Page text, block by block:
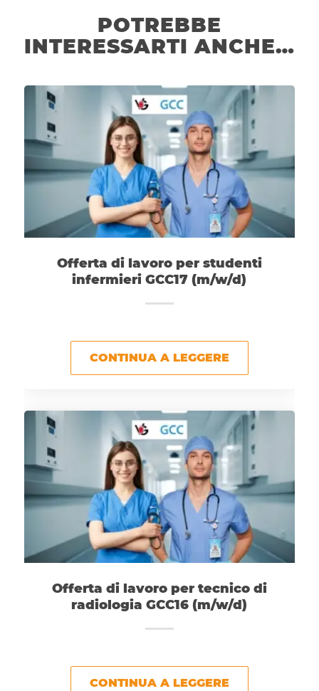
POTREBBE
INTERESSARTI ANCHE…
Offerta di lavoro per studenti
infermieri GCC17 (m/w/d)
CONTINUA A LEGGERE
Offerta di lavoro per tecnico di
radiologia GCC16 (m/w/d)
CONTINUA A LEGGERE